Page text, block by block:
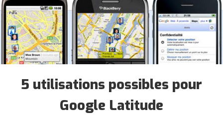
5 utilisations possibles pour
Google Latitude